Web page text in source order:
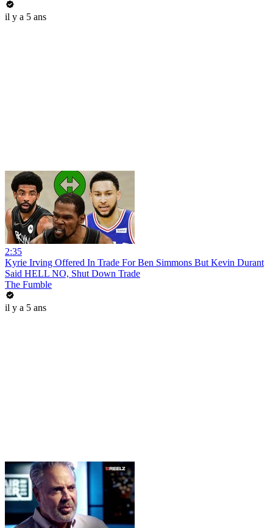
il y a 5 ans
2:35
Kyrie Irving Offered In Trade For Ben Simmons But Kevin Durant
Said HELL NO, Shut Down Trade
The Fumble
il y a 5 ans